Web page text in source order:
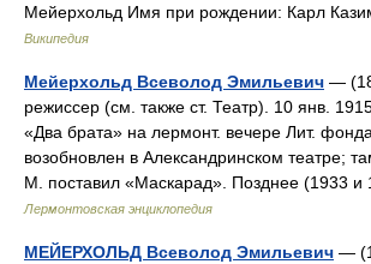
Мейерхольд Имя при рождении: Карл
Википедия
Мейерхольд Всеволод Эмильевич —
режиссер (см. также ст. Театр). 10 янв.
«Два брата» на лермонт. вечере Лит.
возобновлен в Александринском театре;
М. поставил «Маскарад». Позднее (1933
Лермонтовская энциклопедия
МЕЙЕРХОЛЬД Всеволод Эмильевич —